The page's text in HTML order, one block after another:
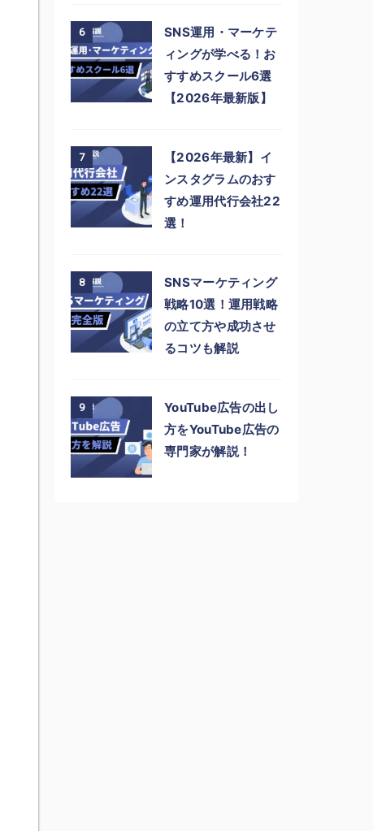
6
SNS運用・マーケテ
ィングが学べる！お
すすめスクール6選
【2026年最新版】
7
【2026年最新】イ
ンスタグラムのおす
すめ運用代行会社22
選！
8
SNSマーケティング
戦略10選！運用戦略
の立て方や成功させ
るコツも解説
9
YouTube広告の出し
方をYouTube広告の
専門家が解説！